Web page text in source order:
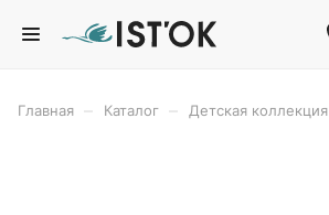
Главная Каталог Детская коллекция